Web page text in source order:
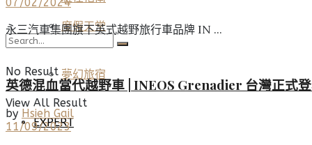
度假天堂
夢幻旅宿
EXPERT
No Result
View All Result
永三汽車集團旗下英式越野旅行車品牌 IN ...
英德混血當代越野車 | INEOS Grenadier 台灣正式
by Hsieh Gail
11/09/2023